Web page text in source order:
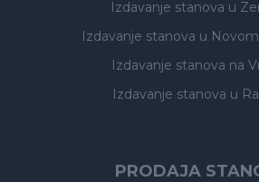
Izdavanje stanova u
Izdavanje stanova u
Izdavanje stanova na
Izdavanje stanova u
PRODAJA